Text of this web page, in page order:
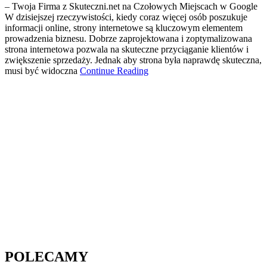
– Twoja Firma z Skuteczni.net na Czołowych Miejscach w Google
W dzisiejszej rzeczywistości, kiedy coraz więcej osób poszukuje
informacji online, strony internetowe są kluczowym elementem
prowadzenia biznesu. Dobrze zaprojektowana i zoptymalizowana
strona internetowa pozwala na skuteczne przyciąganie klientów i
zwiększenie sprzedaży. Jednak aby strona była naprawdę skuteczna,
musi być widoczna Continue Reading
POLECAMY